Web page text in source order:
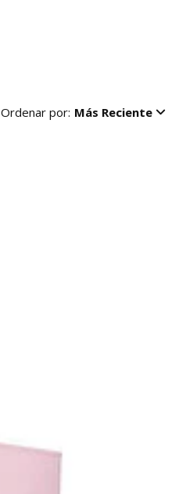
Ordenar por: Más Reciente